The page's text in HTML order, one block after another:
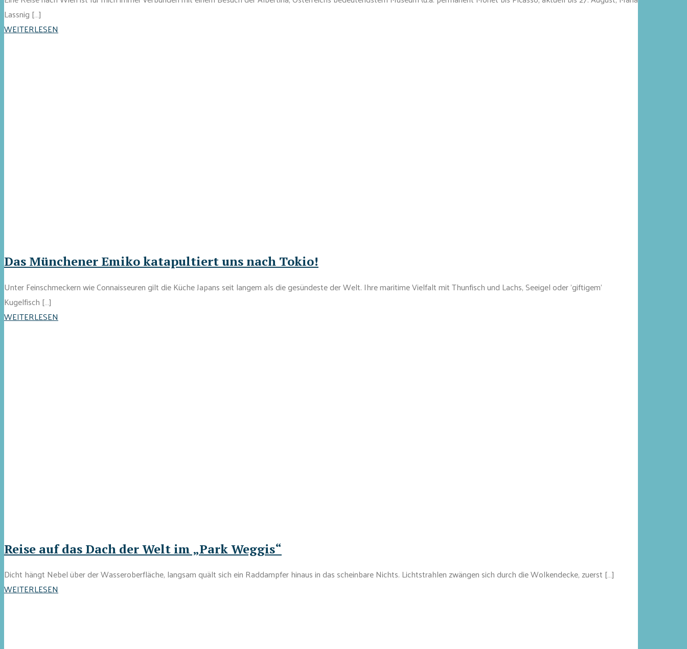
Lassnig […]
WEITERLESEN
Das Münchener Emiko katapultiert uns nach Tokio!
Unter Feinschmeckern wie Connaisseuren gilt die Küche Japans seit langem als die gesündeste der Welt. Ihre maritime Vielfalt mit Thunfisch und Lachs, Seeigel oder 'giftigem'
Kugelfisch […]
WEITERLESEN
Reise auf das Dach der Welt im „Park Weggis“
Dicht hängt Nebel über der Wasseroberfläche, langsam quält sich ein Raddampfer hinaus in das scheinbare Nichts. Lichtstrahlen zwängen sich durch die Wolkendecke, zuerst […]
WEITERLESEN